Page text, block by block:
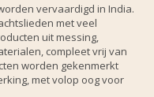
vervaardigd in India.
met veel
uit messing,
compleet vrij van
worden gekenmerkt
met volop oog voor